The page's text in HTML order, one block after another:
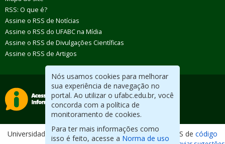
Nós usamos cookies para melhorar
sua experiência de navegação no
portal. Ao utilizar o ufabc.edu.br, você
concorda com a política de
monitoramento de cookies.
Para ter mais informações como
isso é feito, acesse a Norma de uso
RSS: O que é?
Assine o RSS de Notícias
Assine o RSS do UFABC na Mídia
Assine o RSS de Divulgações Científicas
Assine o RSS de Artigos
Universidade Federal do ABC. Desenvolvido com CMS de código